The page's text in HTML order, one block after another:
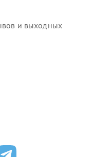
и выходных